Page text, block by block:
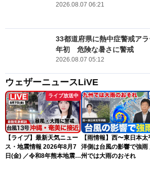
2026.08.07 06:21
33都道府県に熱中症警戒ア
年初 危険な暑さに警戒
2026.08.07 05:12
ウェザーニュースLiVE
ライブ放送中
【ライブ】最新天気ニュー
ス・地震情報 2026年8月7
日(金) ／令和8年熊本地震情
【雨情報】西〜東日本太
洋側は台風の影響で強雨
州では大雨のおそれ